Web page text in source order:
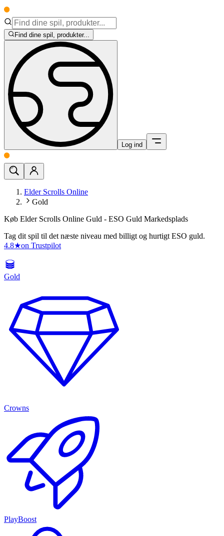
Find dine spil, produkter...
Log ind
Elder Scrolls Online
Gold
Køb Elder Scrolls Online Guld - ESO Guld Markedsplads
Tag dit spil til det næste niveau med billigt og hurtigt ESO guld.
4.8★on Trustpilot
Gold
Crowns
PlayBoost